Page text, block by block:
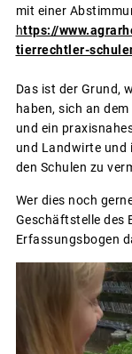
mit einer
https://
tierrechtler-
Das ist der Grund,
haben, sich an
und ein
und Landwirte und
den Schulen zu
Wer dies noch
Geschäftstelle des
Erfassungsbogen